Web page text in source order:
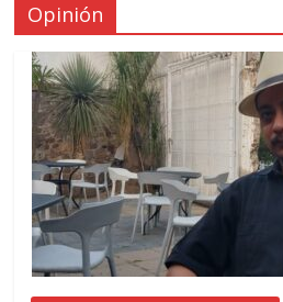
Opinión